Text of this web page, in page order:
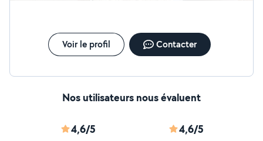
Voir le profil Contacter
Nos utilisateurs nous évaluent
4,6/5 4,6/5